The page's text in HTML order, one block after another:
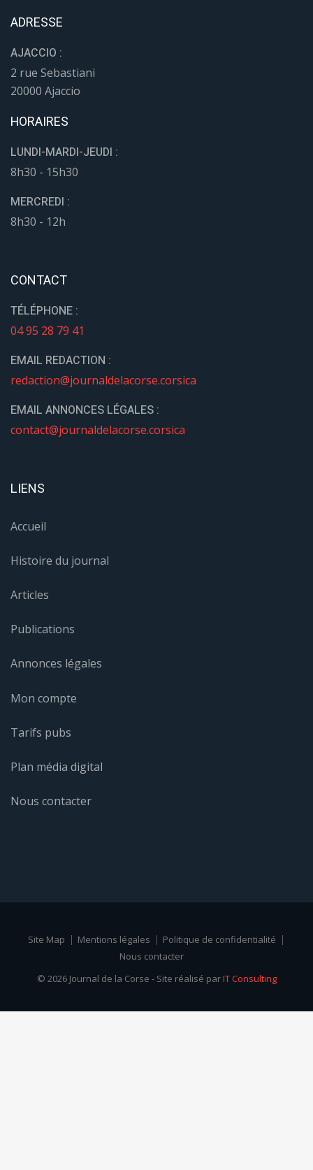
ADRESSE
AJACCIO :
2 rue Sebastiani
20000 Ajaccio
HORAIRES
LUNDI-MARDI-JEUDI :
8h30 - 15h30
MERCREDI :
8h30 - 12h
CONTACT
TÉLÉPHONE :
04 95 28 79 41
EMAIL REDACTION :
redaction@journaldelacorse.corsica
EMAIL ANNONCES LÉGALES :
contact@journaldelacorse.corsica
LIENS
Accueil
Histoire du journal
Articles
Publications
Annonces légales
Mon compte
Tarifs pubs
Plan média digital
Nous contacter
Site Map Mentions légales
Politique de confidentialité
Nous contacter
© 2026 Journal de la Corse - Site réalisé parIT Consulting